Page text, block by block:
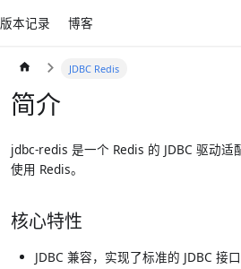
版本记录 博客
JDBC Redis
简介
jdbc-redis 是一个 Redis 的 JDBC 驱动
使用 Redis。
核心特性
JDBC 兼容，实现了标准的 JDBC 接